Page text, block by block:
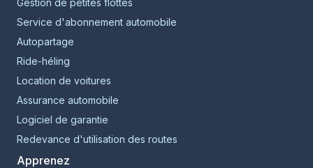
Service d'abonnement automobile
Autopartage
Ride-héling
Location de voitures
Assurance automobile
Logiciel de garantie
Redevance d'utilisation des routes
Apprenez